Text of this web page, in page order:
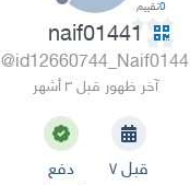
0تقييم
naif01441
@id12660744_Naif0144
آخر ظهور قبل ٣ أشهر
قبل ٧
دفع